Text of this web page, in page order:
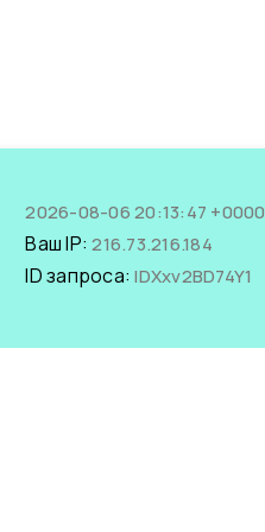
2026-08-06 20:13:47 +0000
Ваш IP:216.73.216.184
ID запроса:lDXxv2BD74Y1